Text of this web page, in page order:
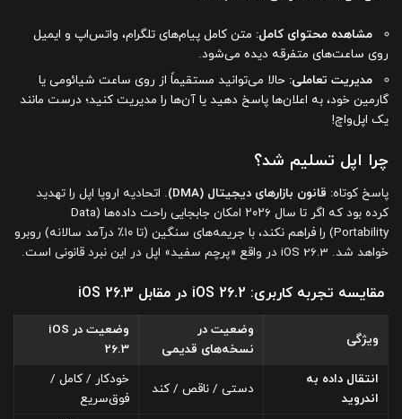
مشاهده محتوای کامل: متن کامل پیام‌های تلگرام، واتس‌اپ و ایمیل
روی ساعت‌های متفرقه دیده می‌شود.
مدیریت تعاملی: حالا می‌توانید مستقیماً از روی ساعت شیائومی یا
گارمین خود، به اعلان‌ها پاسخ دهید یا آن‌ها را مدیریت کنید؛ درست مانند
یک اپل‌واچ!
چرا اپل تسلیم شد؟
پاسخ کوتاه: قانون بازارهای دیجیتال (DMA)
. اتحادیه اروپا اپل را تهدید
کرده بود که اگر تا سال ۲۰۲۶ امکان جابجایی راحت داده‌ها (Data
Portability) را فراهم نکند، با جریمه‌های سنگین (تا ۱۰٪ درآمد سالانه) روبرو
خواهد شد. iOS 26.3 در واقع «پرچم سفید» اپل در این نبرد قانونی است.
مقایسه تجربه کاربری: iOS 26.2 در مقابل iOS 26.3
ویژگی
وضعیت در
نسخه‌های قدیمی
وضعیت در iOS
26.3
انتقال داده به
اندروید
دستی / ناقص / کند
خودکار / کامل /
فوق‌سریع